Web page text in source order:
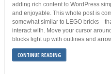
adding rich content to WordPress
and enjoyable. This whole post is
somewhat similar to LEGO
interact with. Move your cursor
blocks light up with outlines and
CONTINUE READING